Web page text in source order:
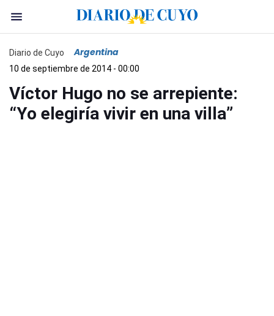
Diario de Cuyo Argentina
10 de septiembre de 2014 - 00:00
Víctor Hugo no se arrepiente:
“Yo elegiría vivir en una villa”